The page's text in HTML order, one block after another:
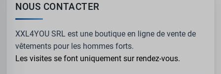
NOUS CONTACTER
XXL4YOU SRL est une boutique en ligne de vente de
vêtements pour les hommes forts.
Les visites se font uniquement sur rendez-vous.